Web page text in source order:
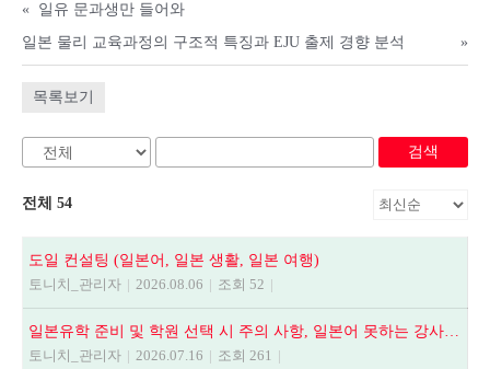
« 일유 문과생만 들어와
일본 물리 교육과정의 구조적 특징과 EJU 출제 경향 분석
»
목록보기
검색
전체 54
도일 컨설팅 (일본어, 일본 생활, 일본 여행)
토니치_관리자 | 2026.08.06 | 조회 52 |
일본유학 준비 및 학원 선택 시 주의 사항, 일본어 못하는 강사에게 수업듣지 마세요.
토니치_관리자 | 2026.07.16 | 조회 261 |